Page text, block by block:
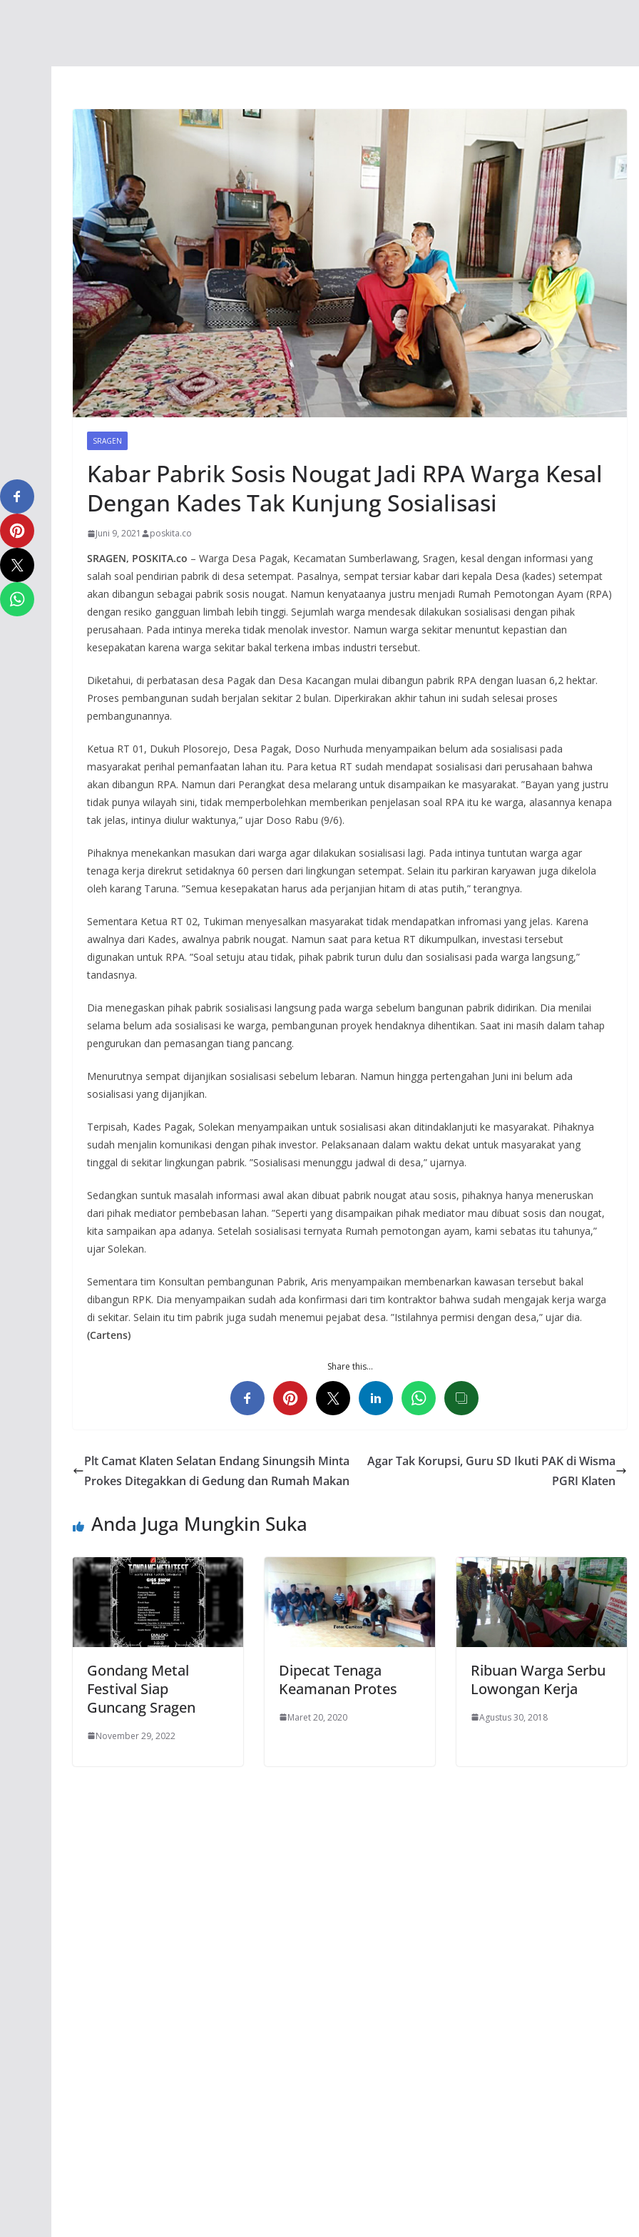
SRAGEN
Kabar Pabrik Sosis Nougat Jadi RPA Warga Kesal
Dengan Kades Tak Kunjung Sosialisasi
Juni 9, 2021 poskita.co
SRAGEN, POSKITA.co – Warga Desa Pagak, Kecamatan Sumberlawang, Sragen, kesal dengan informasi yang
salah soal pendirian pabrik di desa setempat. Pasalnya, sempat tersiar kabar dari kepala Desa (kades) setempat
akan dibangun sebagai pabrik sosis nougat. Namun kenyataanya justru menjadi Rumah Pemotongan Ayam (RPA)
dengan resiko gangguan limbah lebih tinggi. Sejumlah warga mendesak dilakukan sosialisasi dengan pihak
perusahaan. Pada intinya mereka tidak menolak investor. Namun warga sekitar menuntut kepastian dan
kesepakatan karena warga sekitar bakal terkena imbas industri tersebut.
Diketahui, di perbatasan desa Pagak dan Desa Kacangan mulai dibangun pabrik RPA dengan luasan 6,2 hektar.
Proses pembangunan sudah berjalan sekitar 2 bulan. Diperkirakan akhir tahun ini sudah selesai proses
pembangunannya.
Ketua RT 01, Dukuh Plosorejo, Desa Pagak, Doso Nurhuda menyampaikan belum ada sosialisasi pada
masyarakat perihal pemanfaatan lahan itu. Para ketua RT sudah mendapat sosialisasi dari perusahaan bahwa
akan dibangun RPA. Namun dari Perangkat desa melarang untuk disampaikan ke masyarakat. ”Bayan yang justru
tidak punya wilayah sini, tidak memperbolehkan memberikan penjelasan soal RPA itu ke warga, alasannya kenapa
tak jelas, intinya diulur waktunya,” ujar Doso Rabu (9/6).
Pihaknya menekankan masukan dari warga agar dilakukan sosialisasi lagi. Pada intinya tuntutan warga agar
tenaga kerja direkrut setidaknya 60 persen dari lingkungan setempat. Selain itu parkiran karyawan juga dikelola
oleh karang Taruna. ”Semua kesepakatan harus ada perjanjian hitam di atas putih,” terangnya.
Sementara Ketua RT 02, Tukiman menyesalkan masyarakat tidak mendapatkan infromasi yang jelas. Karena
awalnya dari Kades, awalnya pabrik nougat. Namun saat para ketua RT dikumpulkan, investasi tersebut
digunakan untuk RPA. ”Soal setuju atau tidak, pihak pabrik turun dulu dan sosialisasi pada warga langsung,”
tandasnya.
Dia menegaskan pihak pabrik sosialisasi langsung pada warga sebelum bangunan pabrik didirikan. Dia menilai
selama belum ada sosialisasi ke warga, pembangunan proyek hendaknya dihentikan. Saat ini masih dalam tahap
pengurukan dan pemasangan tiang pancang.
Menurutnya sempat dijanjikan sosialisasi sebelum lebaran. Namun hingga pertengahan Juni ini belum ada
sosialisasi yang dijanjikan.
Terpisah, Kades Pagak, Solekan menyampaikan untuk sosialisasi akan ditindaklanjuti ke masyarakat. Pihaknya
sudah menjalin komunikasi dengan pihak investor. Pelaksanaan dalam waktu dekat untuk masyarakat yang
tinggal di sekitar lingkungan pabrik. ”Sosialisasi menunggu jadwal di desa,” ujarnya.
Sedangkan suntuk masalah informasi awal akan dibuat pabrik nougat atau sosis, pihaknya hanya meneruskan
dari pihak mediator pembebasan lahan. ”Seperti yang disampaikan pihak mediator mau dibuat sosis dan nougat,
kita sampaikan apa adanya. Setelah sosialisasi ternyata Rumah pemotongan ayam, kami sebatas itu tahunya,”
ujar Solekan.
Sementara tim Konsultan pembangunan Pabrik, Aris menyampaikan membenarkan kawasan tersebut bakal
dibangun RPK. Dia menyampaikan sudah ada konfirmasi dari tim kontraktor bahwa sudah mengajak kerja warga
di sekitar. Selain itu tim pabrik juga sudah menemui pejabat desa. ”Istilahnya permisi dengan desa,” ujar dia.
(Cartens)
Share this…
Plt Camat Klaten Selatan Endang Sinungsih Minta
Prokes Ditegakkan di Gedung dan Rumah Makan
Agar Tak Korupsi, Guru SD Ikuti PAK di Wisma
PGRI Klaten
Anda Juga Mungkin Suka
Gondang Metal
Festival Siap
Guncang Sragen
November 29, 2022
Dipecat Tenaga
Keamanan Protes
Maret 20, 2020
Ribuan Warga Serbu
Lowongan Kerja
Agustus 30, 2018